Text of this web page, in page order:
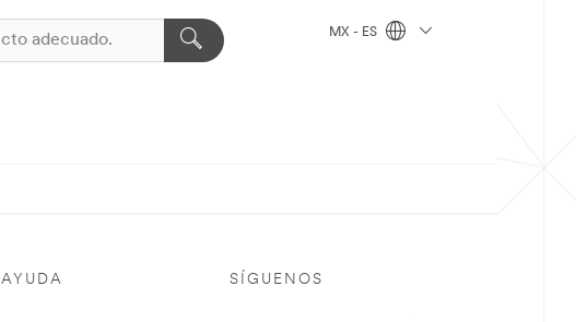
MX - ES
AYUDA SÍGUENOS